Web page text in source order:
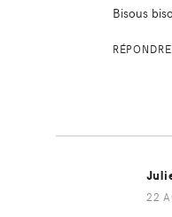
Bisous
RÉPONDRE
22